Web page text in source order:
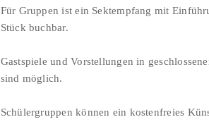
Für Gruppen ist ein Sektempfang mit
Stück buchbar.
Gastspiele und Vorstellungen in
sind möglich.
Schülergruppen können ein kostenfreies